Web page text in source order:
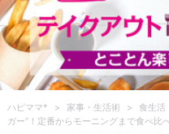
ハピママ* > 家事・生活術 > 食生活
ガー”！定番からモーニングまで食べ比